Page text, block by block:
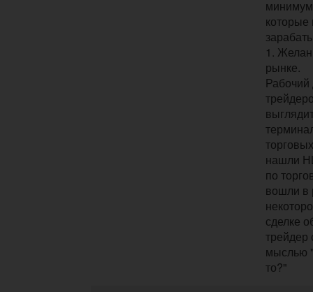
минимум
1.
рынке.
нашли
по
вошли в
сделке
трейдер
мыслью
то?"